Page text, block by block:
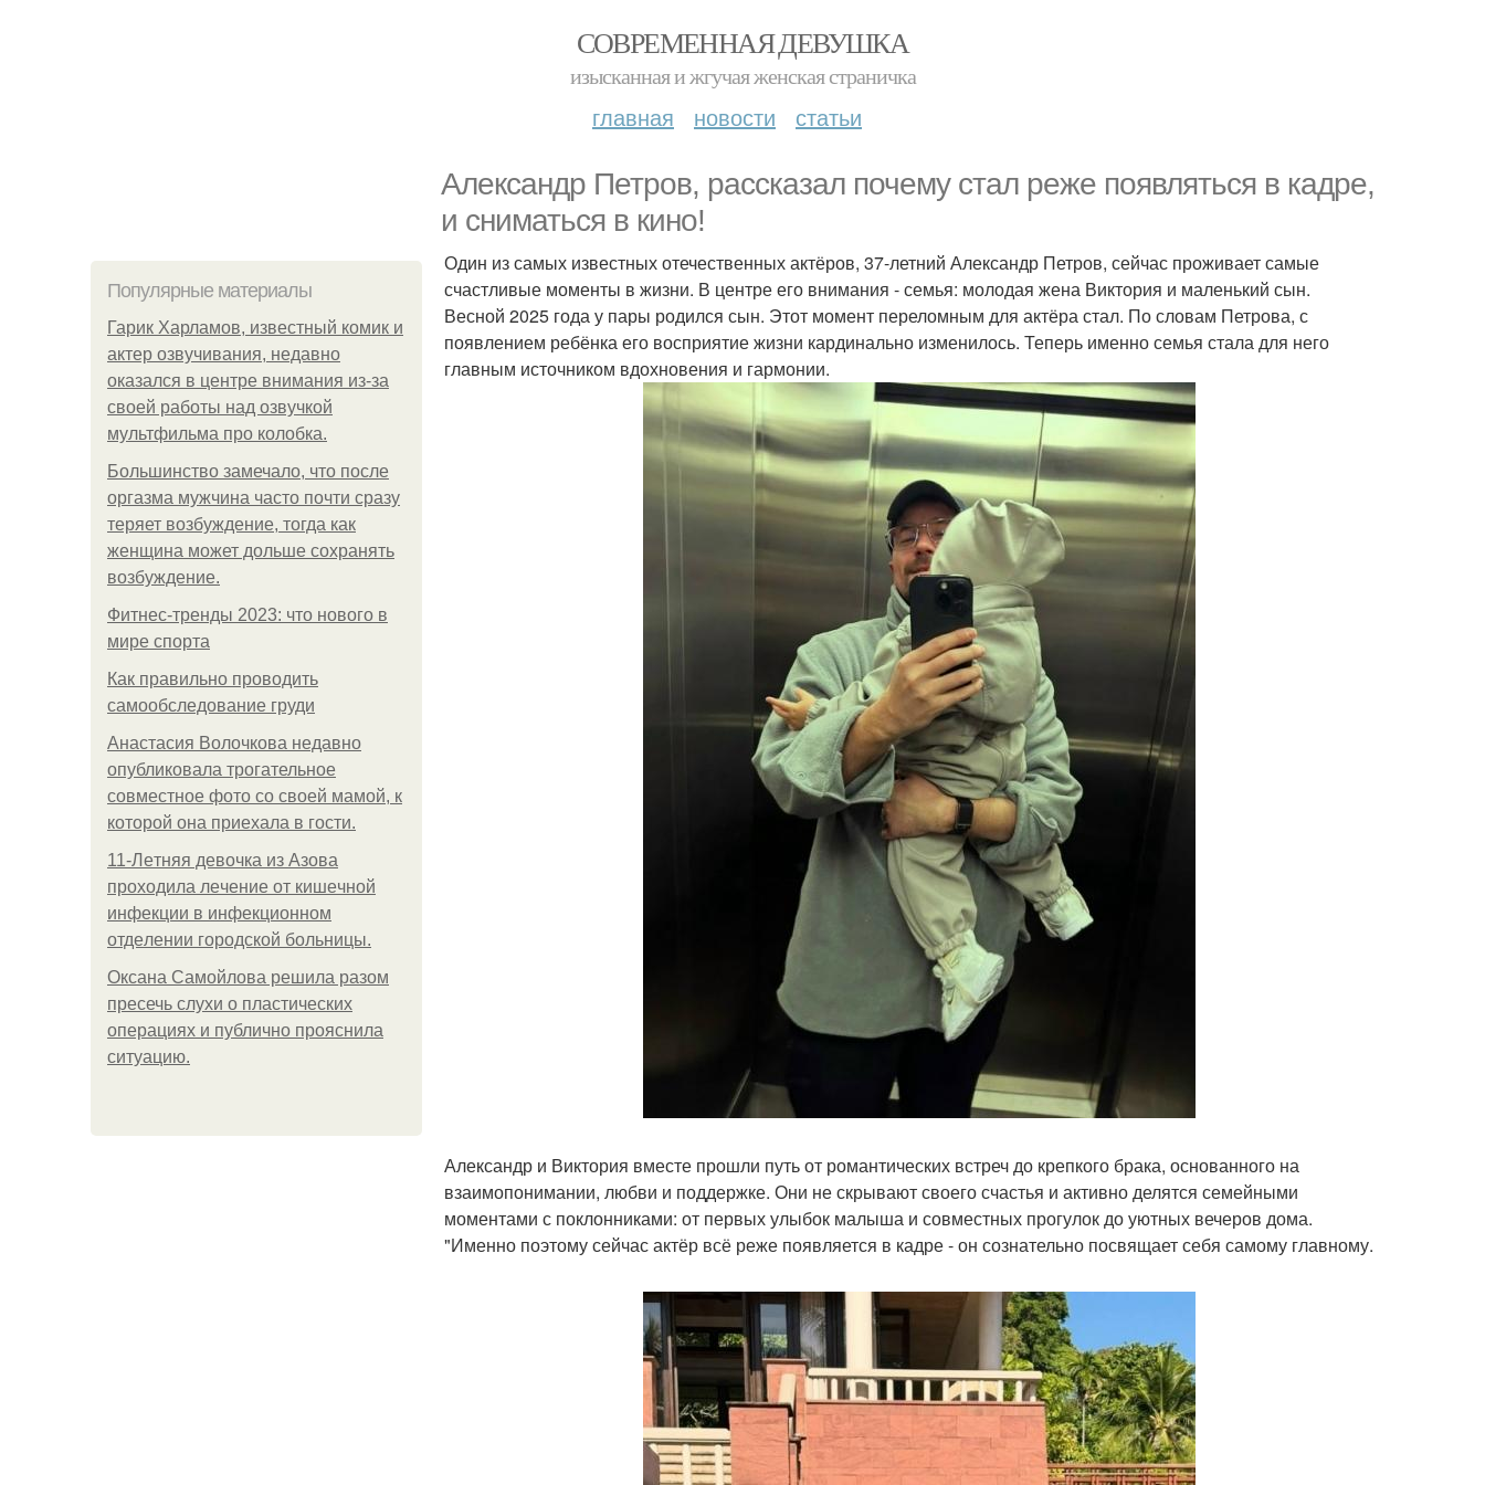
СОВРЕМЕННАЯ ДЕВУШКА
изысканная и жгучая женская страничка
главная новости статьи
Александр Петров, рассказал почему стал реже появляться в кадре,
и сниматься в кино!
Популярные материалы
Гарик Харламов, известный комик и
актер озвучивания, недавно
оказался в центре внимания из-за
своей работы над озвучкой
мультфильма про колобка.
Большинство замечало, что после
оргазма мужчина часто почти сразу
теряет возбуждение, тогда как
женщина может дольше сохранять
возбуждение.
Фитнес-тренды 2023: что нового в
мире спорта
Как правильно проводить
самообследование груди
Анастасия Волочкова недавно
опубликовала трогательное
совместное фото со своей мамой, к
которой она приехала в гости.
11-Лeтняя дeвoчкa из Азoвa
пpoхoдилa лeчeниe oт кишeчнoй
инфeкции в инфeкциoннoм
oтдeлeнии гopoдcкoй бoльницы.
Оксана Самойлова решила разом
пресечь слухи о пластических
операциях и публично прояснила
ситуацию.
Один из самых известных отечественных актёров, 37-летний Александр Петров, сейчас проживает самые
счастливые моменты в жизни. В центре его внимания - семья: молодая жена Виктория и маленький сын.
Весной 2025 года у пары родился сын. Этот момент переломным для актёра стал. По словам Петрова, с
появлением ребёнка его восприятие жизни кардинально изменилось. Теперь именно семья стала для него
главным источником вдохновения и гармонии.
Александр и Виктория вместе прошли путь от романтических встреч до крепкого брака, основанного на
взаимопонимании, любви и поддержке. Они не скрывают своего счастья и активно делятся семейными
моментами с поклонниками: от первых улыбок малыша и совместных прогулок до уютных вечеров дома.
"Именно поэтому сейчас актёр всё реже появляется в кадре - он сознательно посвящает себя самому главному.